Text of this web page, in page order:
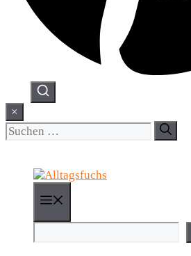
×
Suchen
nach:
Suchen